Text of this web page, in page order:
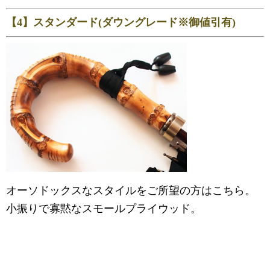
【4】スタンダード(ダウングレード※御値引有)
オーソドックスなスタイルをご所望の方はこちら。
小振りで寡黙なスモールプライウッド。